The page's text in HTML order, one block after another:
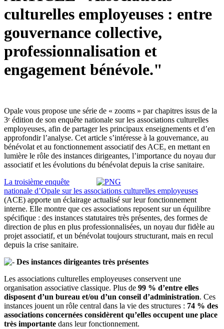
culturelles employeuses : entre
gouvernance collective,
professionnalisation et
engagement bénévole."
Opale vous propose une série de « zooms » par chapitres issus de la
3ᵉ édition de son enquête nationale sur les associations culturelles
employeuses, afin de partager les principaux enseignements et d’en
approfondir l’analyse. Cet article s’intéresse à la gouvernance, au
bénévolat et au fonctionnement associatif des ACE, en mettant en
lumière le rôle des instances dirigeantes, l’importance du noyau dur
associatif et les évolutions du bénévolat depuis la crise sanitaire.
La troisième enquête
nationale d’Opale sur les associations culturelles employeuses
(ACE) apporte un éclairage actualisé sur leur fonctionnement
interne. Elle montre que ces associations reposent sur un équilibre
spécifique : des instances statutaires très présentes, des formes de
direction de plus en plus professionnalisées, un noyau dur fidèle au
projet associatif, et un bénévolat toujours structurant, mais en recul
depuis la crise sanitaire.
Des instances dirigeantes très présentes
Les associations culturelles employeuses conservent une
organisation associative classique. Plus de 99 % d’entre elles
disposent d’un bureau et/ou d’un conseil d’administration. Ces
instances jouent un rôle central dans la vie des structures : 74 % des
associations concernées considèrent qu’elles occupent une place
très importante dans leur fonctionnement.